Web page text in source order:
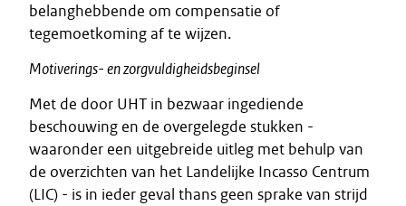
belanghebbende om compensatie of
tegemoetkoming af te wijzen.
Motiverings- en zorgvuldigheidsbeginsel
Met de door UHT in bezwaar ingediende
beschouwing en de overgelegde stukken -
waaronder een uitgebreide uitleg met behulp van
de overzichten van het Landelijke Incasso Centrum
(LIC) - is in ieder geval thans geen sprake van strijd